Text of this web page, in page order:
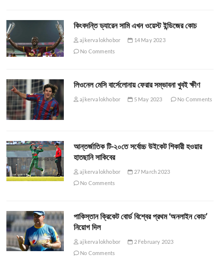
কিংবদন্তি ড্যারেন সামি এখন ওয়েস্ট ইন্ডিজের কোচ
ajkervalokhobor
14 May 2023
No Comments
লিওনেল মেসি বার্সেলোনায় ফেরার সম্ভাবনা খুবই ক্ষীণ
ajkervalokhobor 5 May 2023 No Comments
আন্তর্জাতিক টি-২০তে সর্বোচ্চ উইকেট শিকারী হওয়ার
হাতছানি সাকিবের
ajkervalokhobor
27 March 2023
No Comments
পাকিস্তান ক্রিকেট বোর্ড বিশ্বের প্রথম ‘অনলাইন কোচ’
নিয়োগ দিল
ajkervalokhobor
2 February 2023
No Comments